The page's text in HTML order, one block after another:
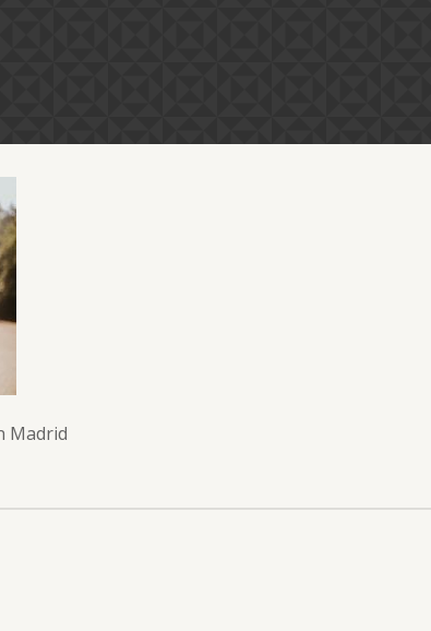
Madrid